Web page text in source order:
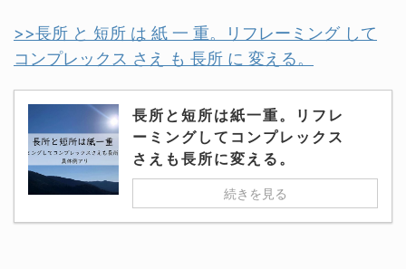
>>長所 と 短所 は 紙 一 重。リフレーミング して
コンプレックス さえ も 長所 に 変える。
長所と短所は紙一重。リフレ
ーミングしてコンプレックス
さえも長所に変える。
続きを見る